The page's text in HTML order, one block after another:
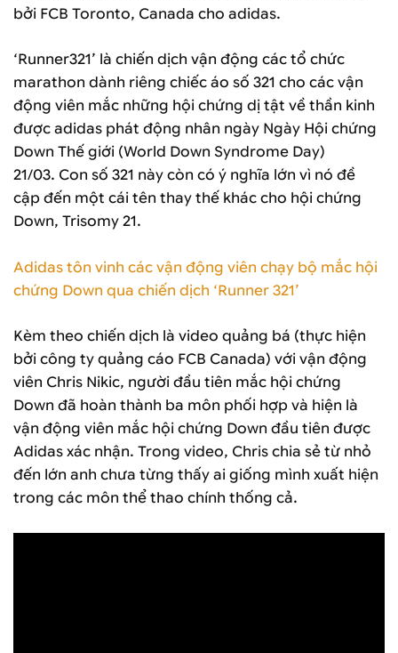
bởi FCB Toronto, Canada cho adidas.
‘Runner321’ là chiến dịch vận động các tổ chức
marathon dành riêng chiếc áo số 321 cho các vận
động viên mắc những hội chứng dị tật về thần kinh
được adidas phát động nhân ngày Ngày Hội chứng
Down Thế giới (World Down Syndrome Day)
21/03. Con số 321 này còn có ý nghĩa lớn vì nó đề
cập đến một cái tên thay thế khác cho hội chứng
Down, Trisomy 21.
Adidas tôn vinh các vận động viên chạy bộ mắc hội
chứng Down qua chiến dịch ‘Runner 321’
Kèm theo chiến dịch là video quảng bá (thực hiện
bởi công ty quảng cáo FCB Canada) với vận động
viên Chris Nikic, người đầu tiên mắc hội chứng
Down đã hoàn thành ba môn phối hợp và hiện là
vận động viên mắc hội chứng Down đầu tiên được
Adidas xác nhận. Trong video, Chris chia sẻ từ nhỏ
đến lớn anh chưa từng thấy ai giống mình xuất hiện
trong các môn thể thao chính thống cả.